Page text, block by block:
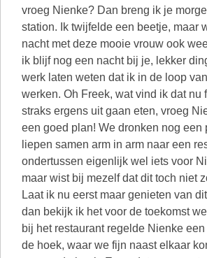
vroeg Nienke? Dan breng ik je
station. Ik twijfelde een beetje, maar
nacht met deze mooie vrouw ook
ik blijf nog een nacht bij je, lekker
werk laten weten dat ik in de loop
werken. Oh Freek, wat vind ik dat nu
straks ergens uit gaan eten, vroeg
een goed plan! We dronken nog een
liepen samen arm in arm naar een
ondertussen eigenlijk wel iets voor
maar wist bij mezelf dat dit toch niet
Laat ik nu eerst maar genieten van
dan bekijk ik het voor de toekomst
bij het restaurant regelde Nienke
de hoek, waar we fijn naast elkaar